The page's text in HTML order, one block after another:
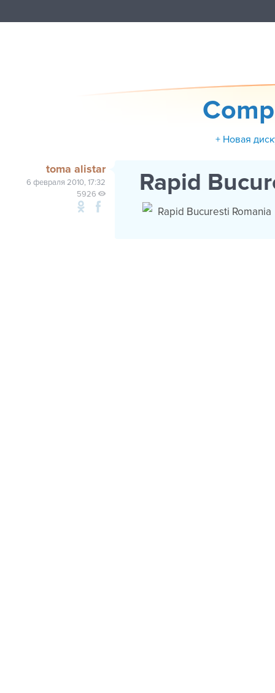
+ Новая
toma alistar
6 февраля 2010, 17:32
5926
Rapid
Rapid Bucuresti Romania